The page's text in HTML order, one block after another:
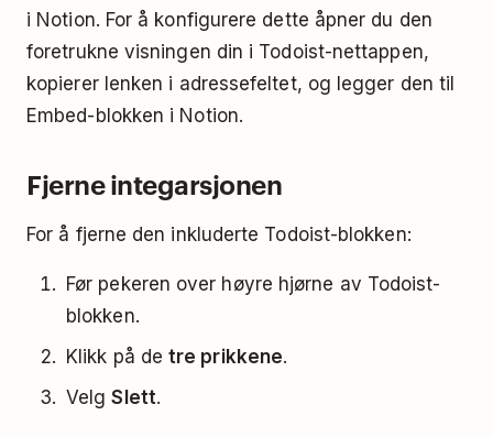
i Notion. For å konfigurere dette åpner du den
foretrukne visningen din i Todoist-nettappen,
kopierer lenken i adressefeltet, og legger den til
Embed-blokken i Notion.
Fjerne integarsjonen
For å fjerne den inkluderte Todoist-blokken:
Før pekeren over høyre hjørne av Todoist-
blokken.
Klikk på detre prikkene.
VelgSlett.